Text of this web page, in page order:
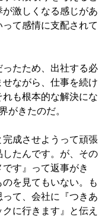
激しくなる感じがあ
て感情に支配されて
たため、出社する必
ながら、仕事を続け
も根本的な解決にな
がきたのだ。
完成させようって頑張
たんです。が、その
す』って返事がき
を見てもいない。も
て、会社に『つきあ
に行きます』と伝え